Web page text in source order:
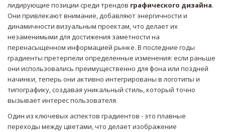
лидирующие позиции среди трендов графического дизайна.
Они привлекают внимание, добавляют энергичности и
динамичности визуальным проектам, что делает их
незаменимыми для достижения заметности на
перенасыщенном информацией рынке. В последние годы
градиенты претерпели определенные изменения: если раньше
они использовались преимущественно для фона или поздней
начинки, теперь они активно интегрированы в логотипы и
типографику, создавая уникальный стиль, который точно
вызывает интерес пользователя.
Один из ключевых аспектов градиентов - это плавные
переходы между цветами, что делает изображение